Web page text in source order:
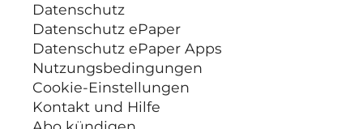
Datenschutz
Datenschutz ePaper
Datenschutz ePaper Apps
Nutzungsbedingungen
Cookie-Einstellungen
Kontakt und Hilfe